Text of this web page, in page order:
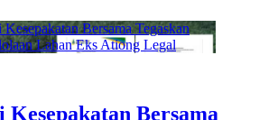
Bersama